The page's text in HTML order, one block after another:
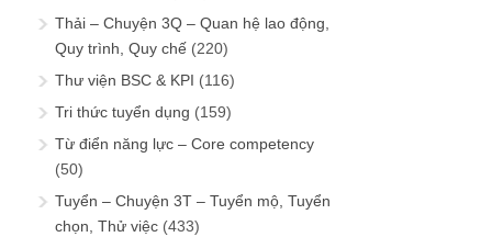
Thải – Chuyện 3Q – Quan hệ lao động,
Quy trình, Quy chế (220)
Thư viện BSC & KPI (116)
Tri thức tuyển dụng (159)
Từ điển năng lực – Core competency
(50)
Tuyển – Chuyện 3T – Tuyển mộ, Tuyển
chọn, Thử việc (433)